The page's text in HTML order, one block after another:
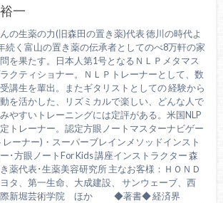
一
の生薬の力(旧森田の置き薬)代表 徳川の時代よ
続く富山の置き薬の伝承者としてのべ8万軒の家
を果たす。日本人第1号となるＮＬＰメタマス
クティショナー。ＮＬＰトレーナーとして、数
講生を輩出。またギタリストとしての 経験から
を活かした、リズミカルで楽しい、どんな人で
やすいトレーニングには定評がある。米国NLP
トレーナー。認定方眼ノートマスターナビゲー
レーナー)・スーパーブレインメソッドインスト
･方眼ノートFor Kids 講座インストラクター 森
薬代表･生薬美容研究所 主なお客様：ＨＯＮＤ
タ、第一生命、大成建設、 サンウェーブ、西
際新堀芸術学院 ほか ◆著書◆ 経済界